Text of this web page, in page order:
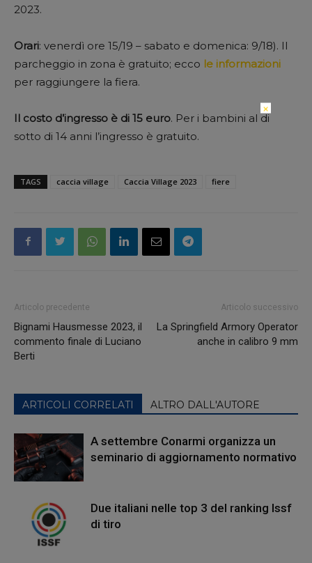
2023.
Orari: venerdì ore 15/19 – sabato e domenica: 9/18). Il
parcheggio in zona è gratuito; ecco le informazioni
per raggiungere la fiera.
Il costo d’ingresso è di 15 euro. Per i bambini al di
sotto di 14 anni l’ingresso è gratuito.
TAGS caccia village Caccia Village 2023 fiere
Articolo precedente
Bignami Hausmesse 2023, il
commento finale di Luciano
Berti
Articolo successivo
La Springfield Armory Operator
anche in calibro 9 mm
ARTICOLI CORRELATI ALTRO DALL'AUTORE
A settembre Conarmi organizza un
seminario di aggiornamento normativo
Due italiani nelle top 3 del ranking Issf
di tiro
×